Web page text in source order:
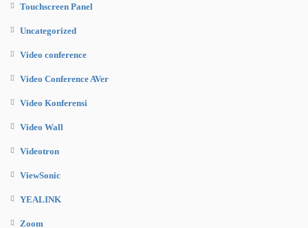
Touchscreen Panel
Uncategorized
Video conference
Video Conference AVer
Video Konferensi
Video Wall
Videotron
ViewSonic
YEALINK
Zoom